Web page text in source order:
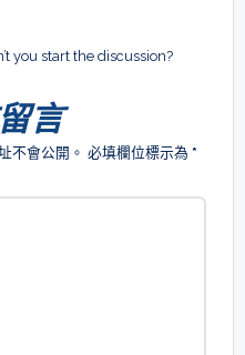
you start the discussion?
言
不會公開。 必填欄位標示為 *